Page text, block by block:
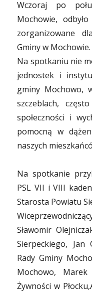
Wczoraj po
Mochowie,
zorganizowane
Gminy w Mochowie.
Na spotkaniu nie
jednostek i
gminy Mochowo,
szczeblach,
społeczności i
pomocną w
naszych
Na spotkanie
PSL VII i VIII
Starosta Powiatu
Sławomir
Sierpeckiego, Jan
Rady Gminy
Mochowo,
Żywności w